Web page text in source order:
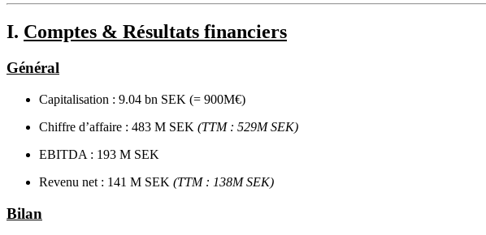
I. Comptes & Résultats financiers
Général
Capitalisation : 9.04 bn SEK (= 900M€)
Chiffre d’affaire : 483 M SEK (TTM : 529M SEK)
EBITDA : 193 M SEK
Revenu net : 141 M SEK (TTM : 138M SEK)
Bilan